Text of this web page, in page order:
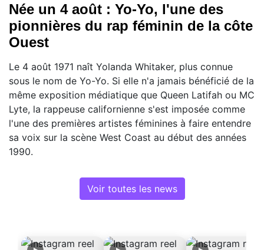
Née un 4 août : Yo-Yo, l'une des
pionnières du rap féminin de la côte
Ouest
Le 4 août 1971 naît Yolanda Whitaker, plus connue
sous le nom de Yo-Yo. Si elle n'a jamais bénéficié de la
même exposition médiatique que Queen Latifah ou MC
Lyte, la rappeuse californienne s'est imposée comme
l'une des premières artistes féminines à faire entendre
sa voix sur la scène West Coast au début des années
1990.
Voir toutes les news